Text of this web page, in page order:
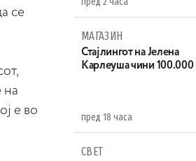
се
на
е во
МАГАЗИН
Стајлингот на Јелена
Карлеуша чини 100.000
пред 18 часа
СВЕТ